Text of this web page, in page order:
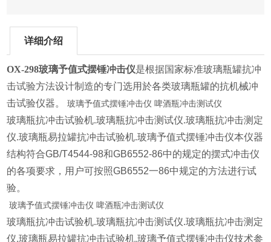
详细介绍
OX-298玻璃予值式摆锤冲击仪是根据国家标准玻璃瓶罐抗冲
击试验方法设计制造的专门选用於各类玻璃瓶罐的抗机械冲
击试验仪器。
玻璃予值式摆锤冲击仪 啤酒瓶冲击测试仪
玻璃瓶抗冲击试验机.玻璃瓶抗冲击测试仪.玻璃瓶抗冲击测定
仪.玻璃瓶易拉罐抗冲击试验机.玻璃予值式摆锤冲击仪本仪器
结构符合GB/T4544-98和GB6552-86中的规定的摆式冲击仪
的各项要求，用户可按照GB6552一86中规定的方法进行试
验。
玻璃予值式摆锤冲击仪 啤酒瓶冲击测试仪
玻璃瓶抗冲击试验机.玻璃瓶抗冲击测试仪.玻璃瓶抗冲击测定
仪.玻璃瓶易拉罐抗冲击试验机.玻璃予值式摆锤冲击仪技术参